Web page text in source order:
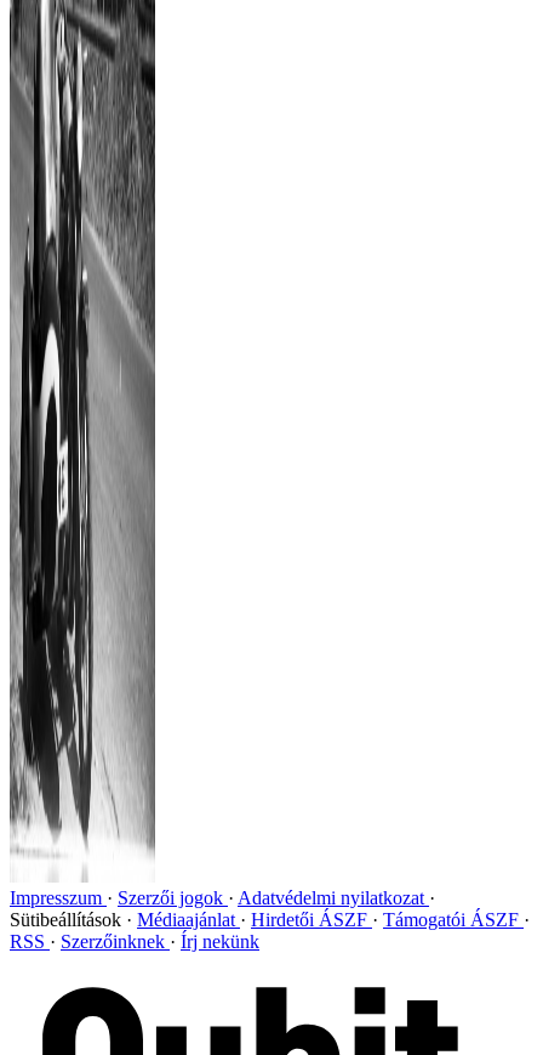
Impresszum Szerzői jogok
Adatvédelmi nyilatkozat
Sütibeállítások
Médiaajánlat Hirdetői ÁSZF
Támogatói ÁSZF
RSS
Szerzőinknek Írj nekünk